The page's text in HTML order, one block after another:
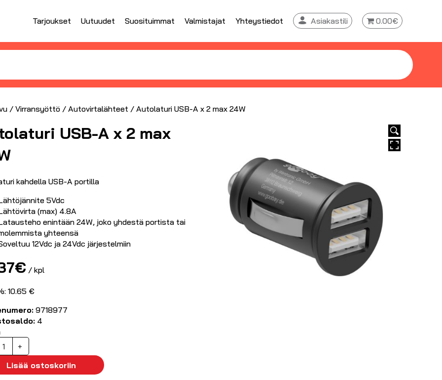
Tarjoukset Uutuudet Suosituimmat Valmistajat Yhteystiedot Asiakastili 0.00€
/ Virransyöttö / Autovirtalähteet / Autolaturi USB-A x 2 max 24W
USB-A x 2 max
kahdella USB-A portilla
5Vdc
(max) 4.8A
enintään 24W, joko yhdestä portista tai
yhteensä
12Vdc ja 24Vdc järjestelmiin
€ / kpl
10.65 €
9718977
4
+
Lisää ostoskoriin